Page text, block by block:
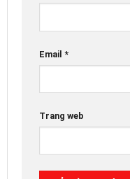
Email *
Trang web